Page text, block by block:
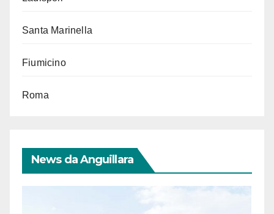
Santa Marinella
Fiumicino
Roma
News da Anguillara